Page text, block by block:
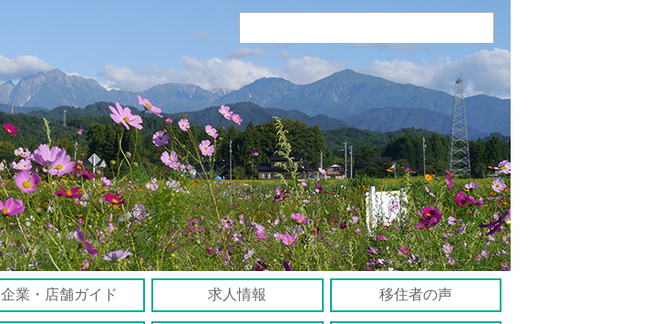
企業・店舗ガイド 求人情報 移住者の声